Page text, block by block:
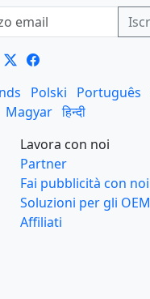
Polski Português
Magyar हिन्दी
Lavora con noi
Partner
Fai pubblicità con noi
Soluzioni per gli OEM
Affiliati